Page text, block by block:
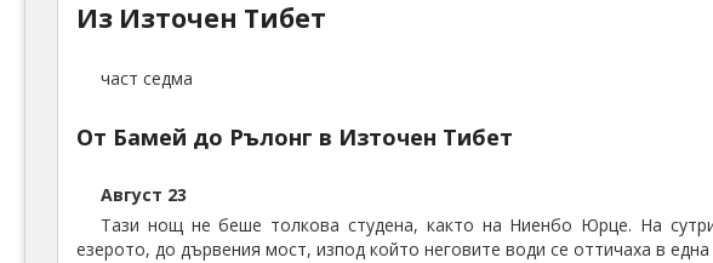
Из Източен Тибет
част седма
От Бамей до Рълонг в Източен Тибет
Август 23
Тази нощ не беше толкова студена, както на Ниенбо Юрце. На
езерото, до дървения мост, изпод който неговите води се оттичаха в една